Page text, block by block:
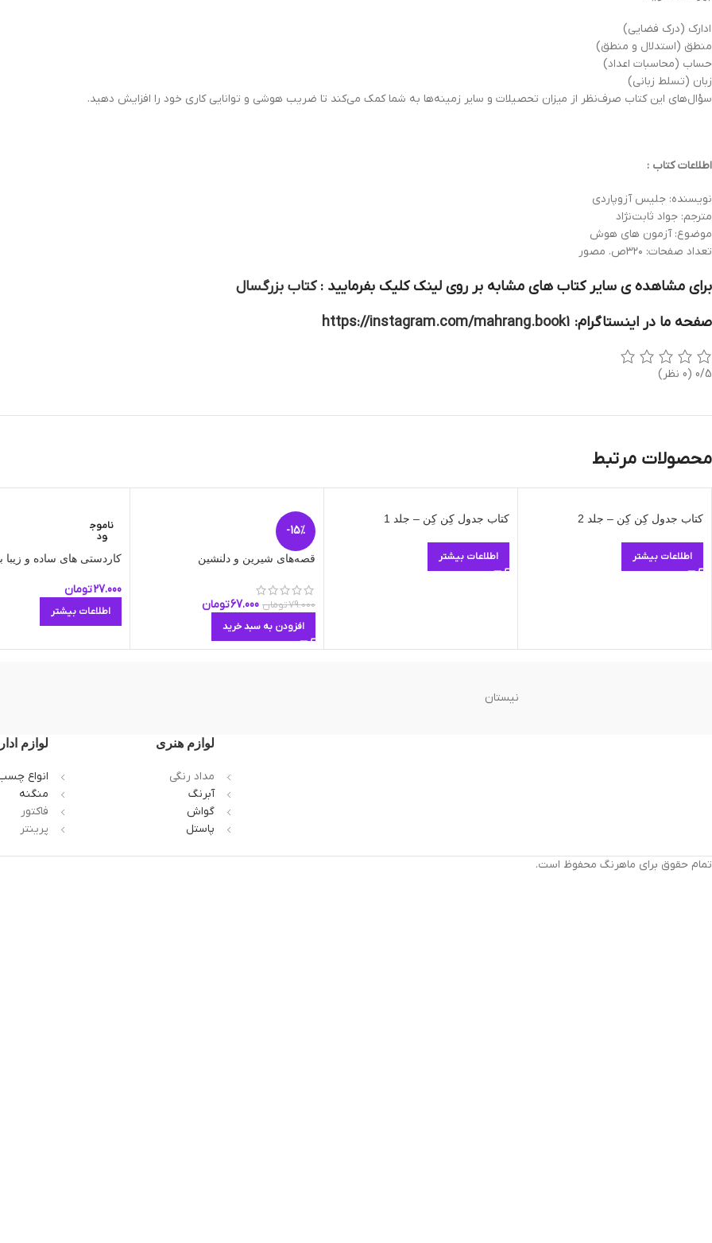
ادارک (درک فضایی)
منطق (استدلال و منطق)
حساب (محاسبات اعداد)
زبان (تسلط زبانی)
سؤال‌های این کتاب صرف‌نظر از میزان تحصیلات و سایر زمینه‌ها به شما کمک می‌کند تا ضریب هوشی و توانایی کاری خود را افزایش دهید.
اطلاعات کتاب :
نویسنده: جلیس آزوپاردی
مترجم: جواد ثابت‌نژاد
موضوع: آزمون های هوش
تعداد صفحات: ۳۲۰ص. مصور
برای مشاهده ی سایر کتاب های مشابه بر روی لینک کلیک بفرمایید :کتاب بزرگسال
صفحه ما در اینستاگرام: https://instagram.com/mahrang.book1
0/5 (0 نظر)
محصولات مرتبط
کتاب جدول کِن کِن – جلد 2
اطلاعات بیشتر
کتاب جدول کِن کِن – جلد 1
اطلاعات بیشتر
-15%
قصه‌های شیرین و دلنشین
79.000تومان 67.000تومان
افزودن به سبد خرید
ناموج
ود
کاردستی های ساده و زیبا
27.000تومان
اطلاعات بیشتر
نیستان
لوازم هنری
مداد رنگی
آبرنگ
گواش
پاستل
لوازم
انواع
منگنه
فاکتور
پرینتر
تمام حقوق برای ماهرنگ محفوظ است.